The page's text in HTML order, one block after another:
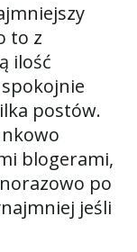
ą
to z
ilość
postów.
blogerami,
po
jeśli